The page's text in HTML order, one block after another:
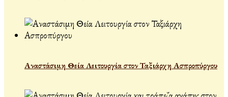
Αναστάσιμη Θεία Λειτουργία στον Ταξιάρχη Ασπροπύργου